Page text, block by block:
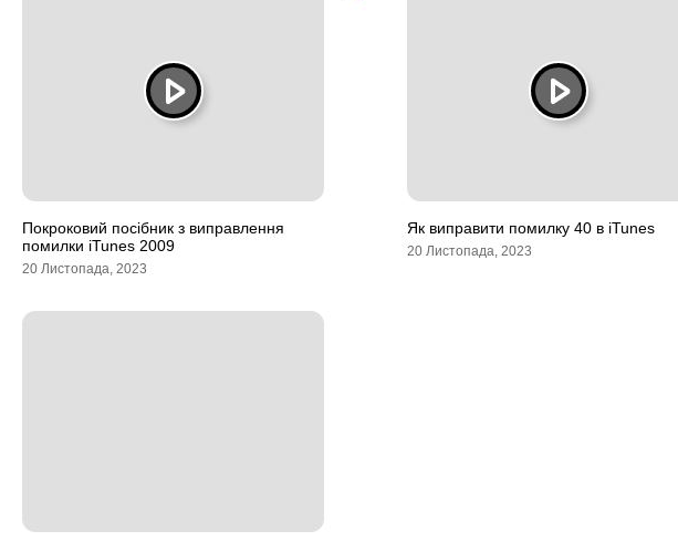
Покроковий посібник з виправлення
помилки iTunes 2009
20 Листопада, 2023
Як виправити помилку 40 в iTunes
20 Листопада, 2023